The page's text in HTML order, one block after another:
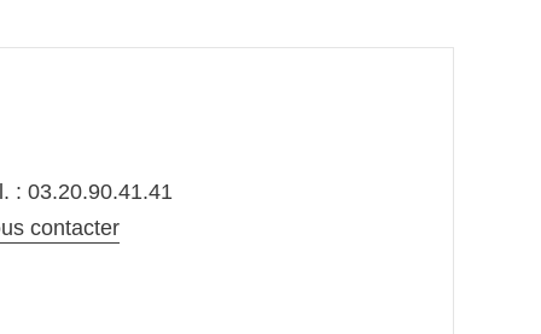
: 03.20.90.41.41
contacter